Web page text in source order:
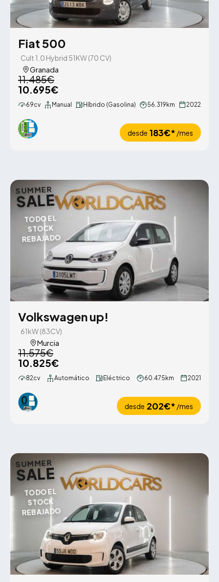
Fiat 500
Cult 1.0 Hybrid 51KW (70 CV)
Granada
11.485€
10.695€
69cv Manual Híbrido (Gasolina) 56.319km 2022
desde 183€* /mes
SUMMER
SALE
TODO EL
STOCK
REBAJADO
Volkswagen up!
61kW (83CV)
Murcia
11.575€
10.825€
82cv Automático Eléctrico 60.475km 2021
desde 202€* /mes
SUMMER
SALE
TODO EL
STOCK
REBAJADO